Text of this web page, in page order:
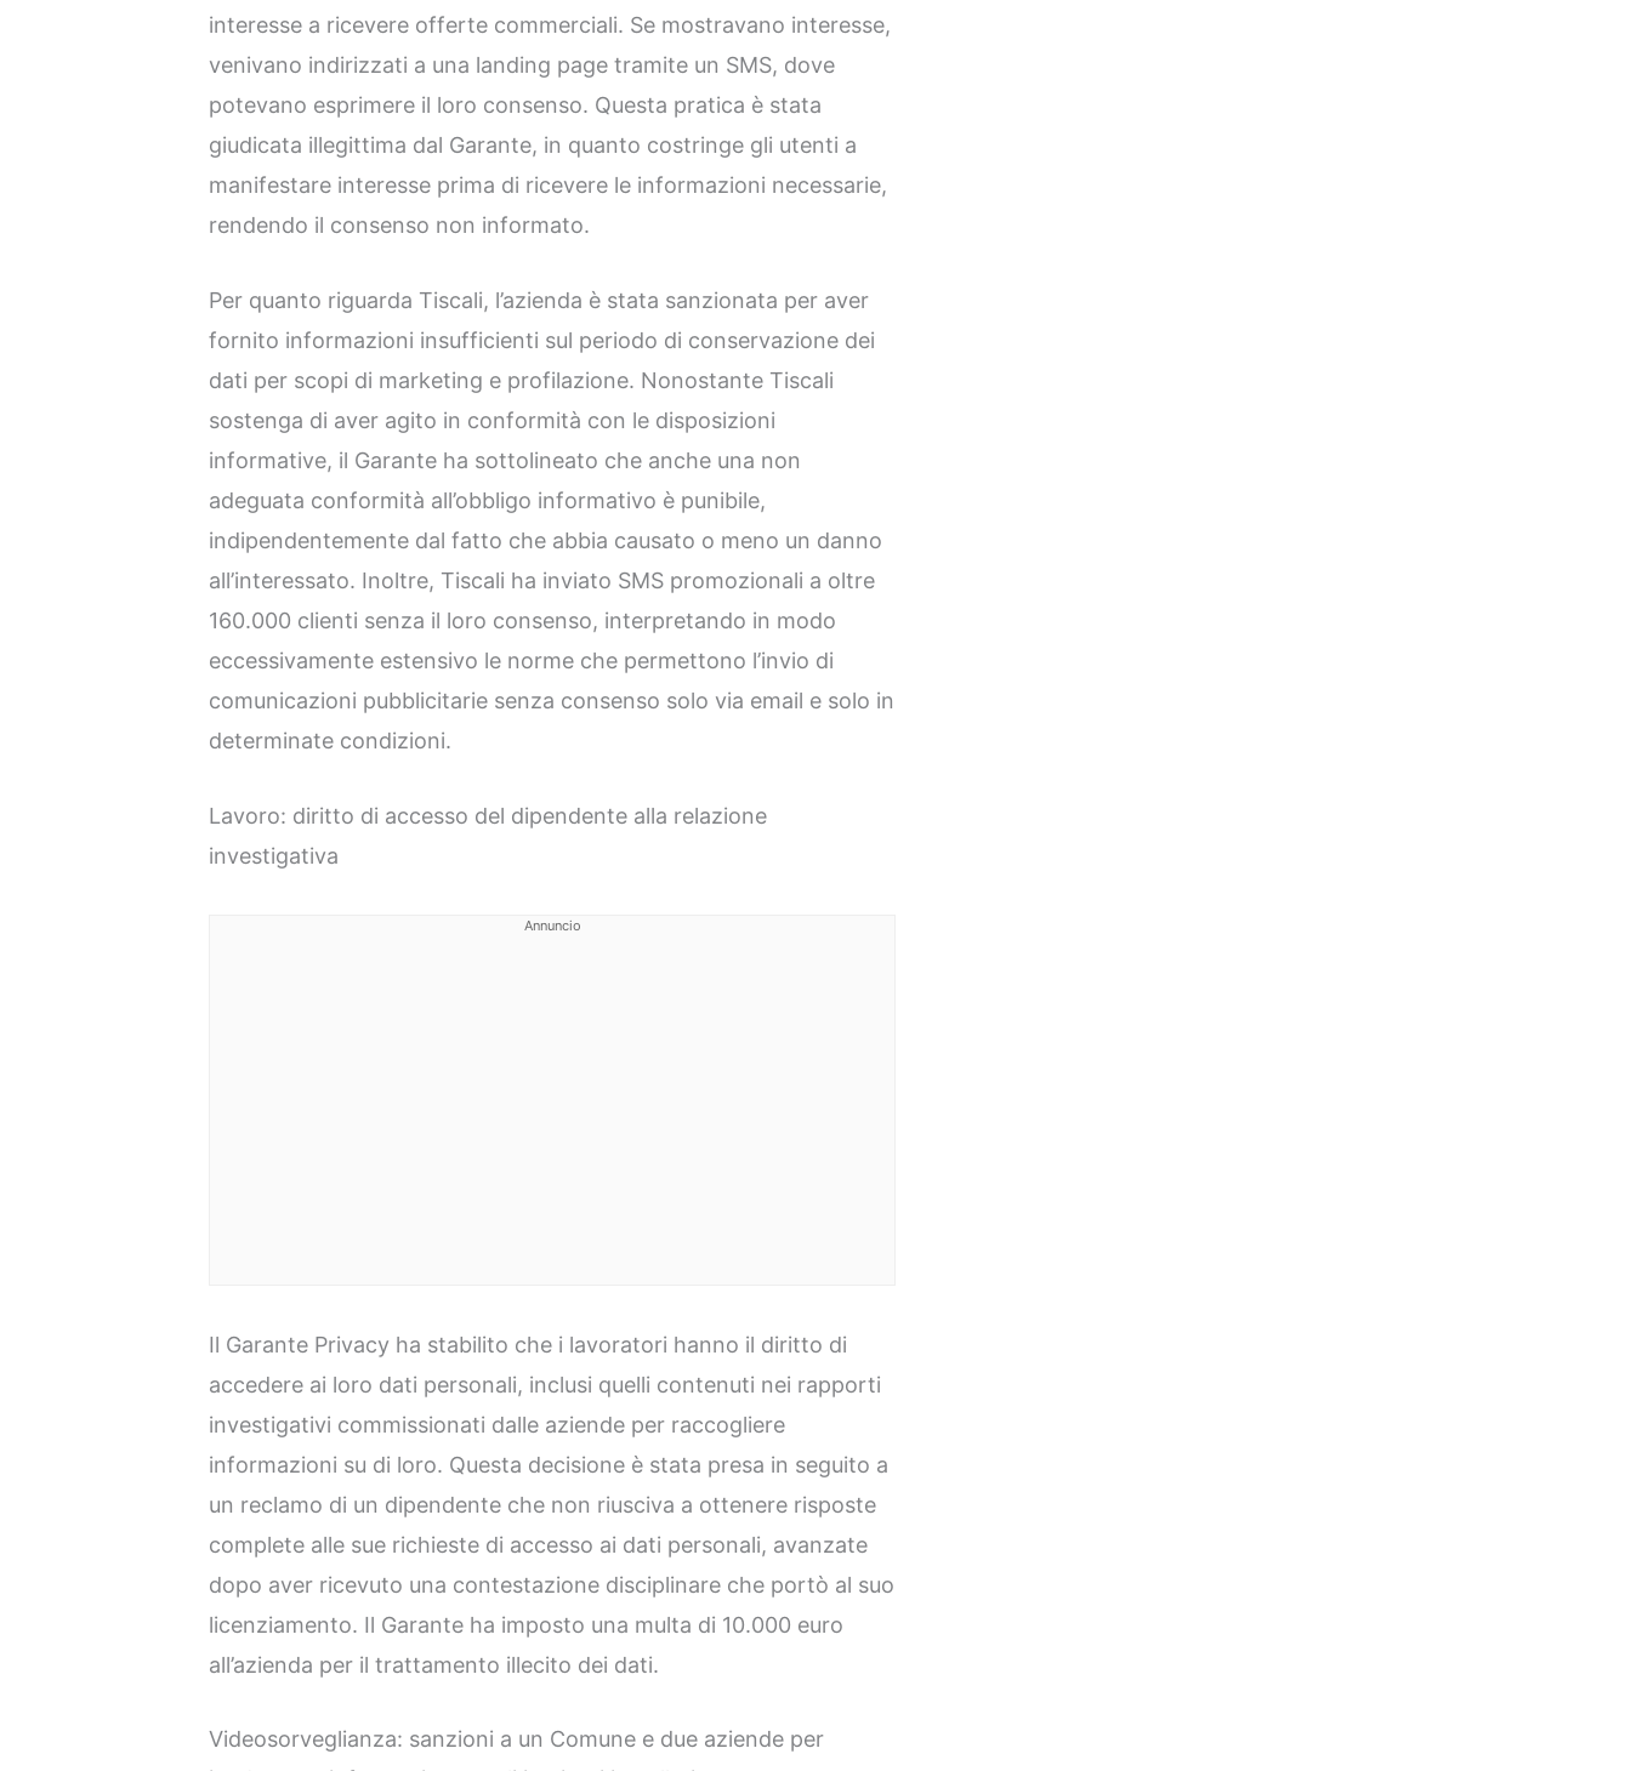
interesse a ricevere offerte commerciali. Se mostravano interesse,
venivano indirizzati a una landing page tramite un SMS, dove
potevano esprimere il loro consenso. Questa pratica è stata
giudicata illegittima dal Garante, in quanto costringe gli utenti a
manifestare interesse prima di ricevere le informazioni necessarie,
rendendo il consenso non informato.
Per quanto riguarda Tiscali, l’azienda è stata sanzionata per aver
fornito informazioni insufficienti sul periodo di conservazione dei
dati per scopi di marketing e profilazione. Nonostante Tiscali
sostenga di aver agito in conformità con le disposizioni
informative, il Garante ha sottolineato che anche una non
adeguata conformità all’obbligo informativo è punibile,
indipendentemente dal fatto che abbia causato o meno un danno
all’interessato. Inoltre, Tiscali ha inviato SMS promozionali a oltre
160.000 clienti senza il loro consenso, interpretando in modo
eccessivamente estensivo le norme che permettono l’invio di
comunicazioni pubblicitarie senza consenso solo via email e solo in
determinate condizioni.
Lavoro: diritto di accesso del dipendente alla relazione
investigativa
Annuncio
Il Garante Privacy ha stabilito che i lavoratori hanno il diritto di
accedere ai loro dati personali, inclusi quelli contenuti nei rapporti
investigativi commissionati dalle aziende per raccogliere
informazioni su di loro. Questa decisione è stata presa in seguito a
un reclamo di un dipendente che non riusciva a ottenere risposte
complete alle sue richieste di accesso ai dati personali, avanzate
dopo aver ricevuto una contestazione disciplinare che portò al suo
licenziamento. Il Garante ha imposto una multa di 10.000 euro
all’azienda per il trattamento illecito dei dati.
Videosorveglianza: sanzioni a un Comune e due aziende per